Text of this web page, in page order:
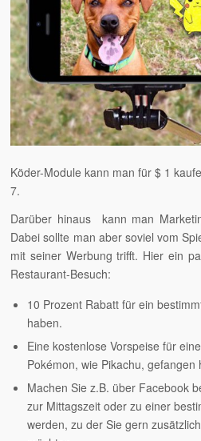
Köder-Module kann man für $ 1
7.
Darüber hinaus kann man
Dabei sollte man aber soviel vom
mit seiner Werbung trifft. Hier ein
Restaurant-Besuch:
10 Prozent Rabatt für ein
haben.
Eine kostenlose Vorspeise für
Pokémon, wie Pikachu, gefangen
Machen Sie z.B. über Facebook
zur Mittagszeit oder zu einer
werden, zu der Sie gern